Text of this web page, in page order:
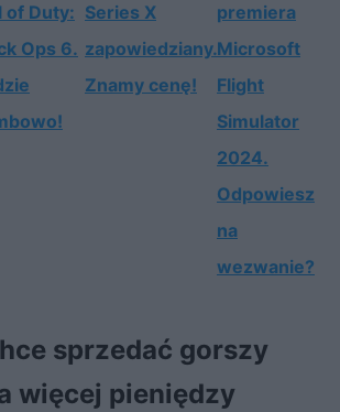
of Duty:
Ops 6.
Series X
zapowiedziany.
Znamy cenę!
premiera
Microsoft
Flight
Simulator
2024.
Odpowiesz
na
wezwanie?
sprzedać gorszy
więcej pieniędzy